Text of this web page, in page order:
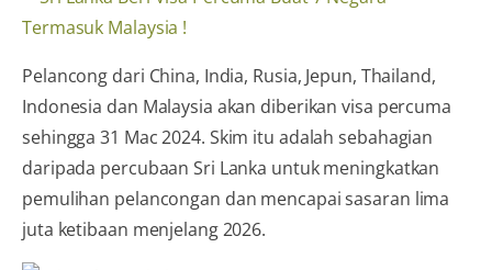
Pelancong dari China, India, Rusia, Jepun, Thailand,
Indonesia dan Malaysia akan diberikan visa percuma
sehingga 31 Mac 2024. Skim itu adalah sebahagian
daripada percubaan Sri Lanka untuk meningkatkan
pemulihan pelancongan dan mencapai sasaran lima
juta ketibaan menjelang 2026.